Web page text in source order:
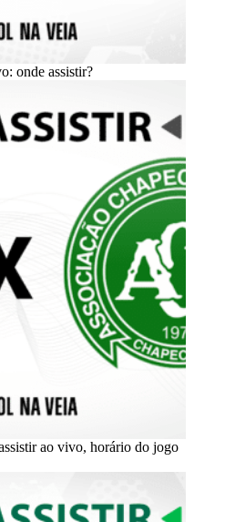
onde assistir?
ao vivo, horário do jogo